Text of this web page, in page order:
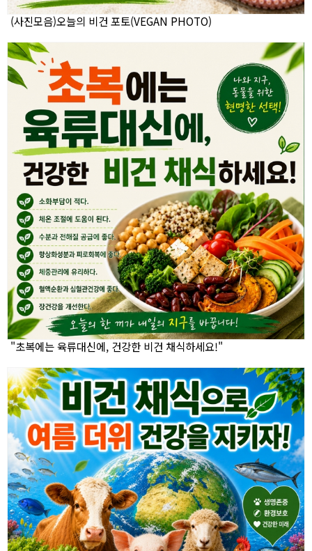
(사진모음)오늘의 비건 포토(VEGAN PHOTO)
"초복에는 육류대신에, 건강한 비건 채식하세요!"